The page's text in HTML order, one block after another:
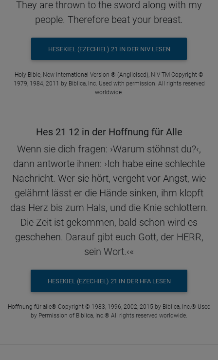
They are thrown to the sword along with my
people. Therefore beat your breast.
HESEKIEL (EZECHIEL) 21 IN DER NIV LESEN
Holy Bible, New International Version ® (Anglicised), NIV TM Copyright ©
1979, 1984, 2011 by Biblica, Inc. Used with permission. All rights reserved
worldwide.
Hes 21 12 in der Hoffnung für Alle
Wenn sie dich fragen: ›Warum stöhnst du?‹,
dann antworte ihnen: ›Ich habe eine schlechte
Nachricht. Wer sie hört, vergeht vor Angst, wie
gelähmt lässt er die Hände sinken, ihm klopft
das Herz bis zum Hals, und die Knie schlottern.
Die Zeit ist gekommen, bald schon wird es
geschehen. Darauf gibt euch Gott, der HERR,
sein Wort.‹«
HESEKIEL (EZECHIEL) 21 IN DER HFA LESEN
Hoffnung für alle® Copyright © 1983, 1996, 2002, 2015 by Biblica, Inc.® Used
by Permission of Biblica, Inc.® All rights reserved worldwide.